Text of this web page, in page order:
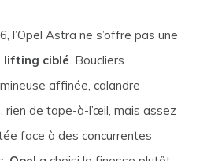
l’Opel Astra ne s’offre pas une
lifting ciblé. Boucliers
affinée, calandre
de tape-à-l’œil, mais assez
face à des concurrentes